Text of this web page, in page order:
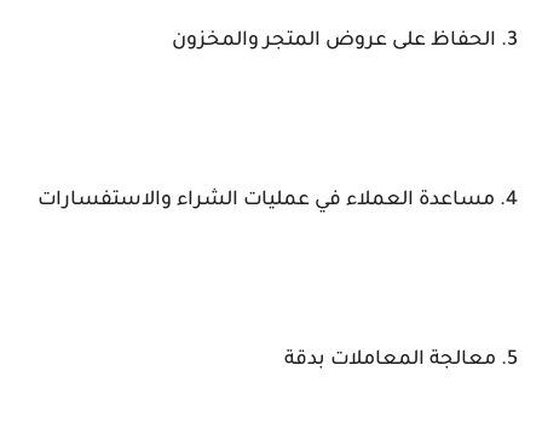
3. الحفاظ على عروض المتجر والمخزون
4. مساعدة العملاء في عمليات الشراء والاستفسارات
5. معالجة المعاملات بدقة